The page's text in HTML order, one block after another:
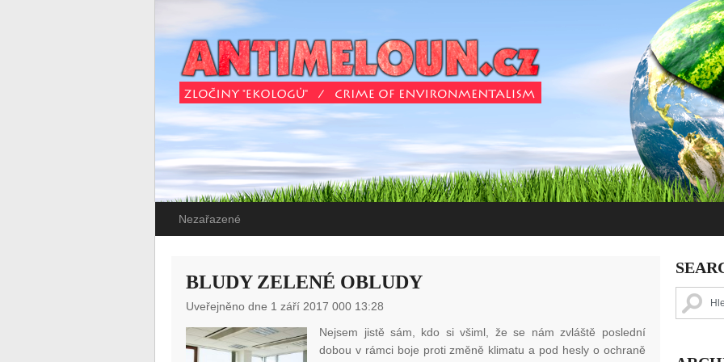
Nezařazené
BLUDY ZELENÉ OBLUDY
Uveřejněno dne 1 září 2017 000 13:28
Nejsem jistě sám, kdo si všiml, že se nám zvláště poslední
dobou v rámci boje proti změně klimatu a pod hesly o ochraně